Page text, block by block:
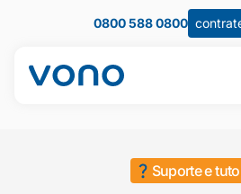
0800 588 0800
Suporte e